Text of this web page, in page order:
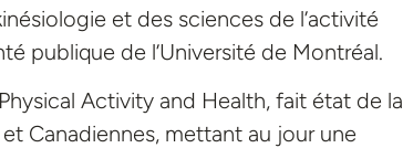
et des sciences de l’activité
publique de l’Université de Montréal.
Activity and Health, fait état de la
Canadiennes, mettant au jour une